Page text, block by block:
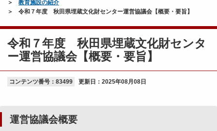
教育施設の紹介
令和７年度 秋田県埋蔵文化財センター運営協議会【概要・要旨】
令和７年度 秋田県埋蔵文化財センタ
ー運営協議会【概要・要旨】
コンテンツ番号：83499 更新日： 2025年08月08日
運営協議会概要